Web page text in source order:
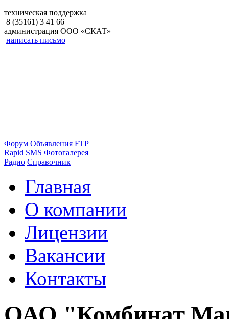
техническая поддержка
8 (35161) 3 41 66
администрация ООО «СКАТ»
написать письмо
Форум Объявления FTP
Rapid SMS Фотогалерея
Радио Справочник
Главная
О компании
Лицензии
Вакансии
Контакты